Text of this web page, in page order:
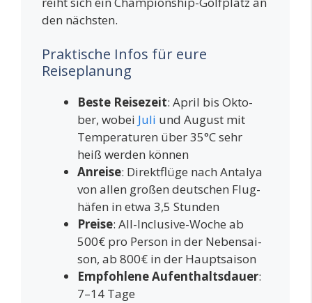
den nächsten.
Praktische Infos für eure
Reiseplanung
Bes­te Rei­se­zeit: April bis Okto­
ber, wobei Juli und August mit
Tem­pe­ra­tu­ren über 35°C sehr
heiß wer­den können
Anrei­se: Direkt­flü­ge nach Anta­lya
von allen gro­ßen deut­schen Flug­
hä­fen in etwa 3,5 Stunden
Prei­se: All-Inclu­si­ve-Woche ab
500€ pro Per­son in der Neben­sai­
son, ab 800€ in der Hauptsaison
Emp­foh­le­ne Auf­ent­halts­dau­er:
7–14 Tage